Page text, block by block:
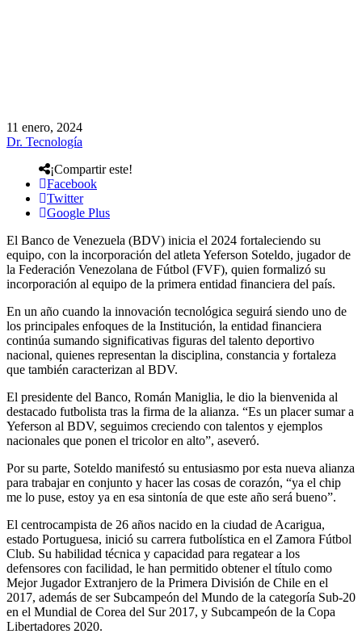
11 enero, 2024
Dr. Tecnología
¡Compartir este!
Facebook
Twitter
Google Plus
El Banco de Venezuela (BDV) inicia el 2024 fortaleciendo su
equipo, con la incorporación del atleta Yeferson Soteldo, jugador de
la Federación Venezolana de Fútbol (FVF), quien formalizó su
incorporación al equipo de la primera entidad financiera del país.
En un año cuando la innovación tecnológica seguirá siendo uno de
los principales enfoques de la Institución, la entidad financiera
continúa sumando significativas figuras del talento deportivo
nacional, quienes representan la disciplina, constancia y fortaleza
que también caracterizan al BDV.
El presidente del Banco, Román Maniglia, le dio la bienvenida al
destacado futbolista tras la firma de la alianza. “Es un placer sumar a
Yeferson al BDV, seguimos creciendo con talentos y ejemplos
nacionales que ponen el tricolor en alto”, aseveró.
Por su parte, Soteldo manifestó su entusiasmo por esta nueva alianza
para trabajar en conjunto y hacer las cosas de corazón, “ya el chip
me lo puse, estoy ya en esa sintonía de que este año será bueno”.
El centrocampista de 26 años nacido en la ciudad de Acarigua,
estado Portuguesa, inició su carrera futbolística en el Zamora Fútbol
Club. Su habilidad técnica y capacidad para regatear a los
defensores con facilidad, le han permitido obtener el título como
Mejor Jugador Extranjero de la Primera División de Chile en el
2017, además de ser Subcampeón del Mundo de la categoría Sub-20
en el Mundial de Corea del Sur 2017, y Subcampeón de la Copa
Libertadores 2020.